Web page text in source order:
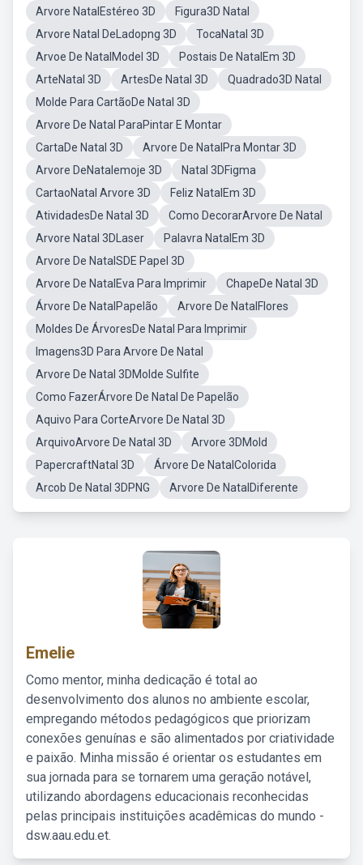
Arvore NatalEstéreo 3D
Figura3D Natal
Arvore Natal DeLadopng 3D
TocaNatal 3D
Arvoe De NatalModel 3D
Postais De NatalEm 3D
ArteNatal 3D
ArtesDe Natal 3D
Quadrado3D Natal
Molde Para CartãoDe Natal 3D
Arvore De Natal ParaPintar E Montar
CartaDe Natal 3D
Arvore De NatalPra Montar 3D
Arvore DeNatalemoje 3D
Natal 3DFigma
CartaoNatal Arvore 3D
Feliz NatalEm 3D
AtividadesDe Natal 3D
Como DecorarArvore De Natal
Arvore Natal 3DLaser
Palavra NatalEm 3D
Arvore De NatalSDE Papel 3D
Arvore De NatalEva Para Imprimir
ChapeDe Natal 3D
Árvore De NatalPapelão
Arvore De NatalFlores
Moldes De ÁrvoresDe Natal Para Imprimir
Imagens3D Para Arvore De Natal
Arvore De Natal 3DMolde Sulfite
Como FazerÁrvore De Natal De Papelão
Aquivo Para CorteArvore De Natal 3D
ArquivoArvore De Natal 3D
Arvore 3DMold
PapercraftNatal 3D
Árvore De NatalColorida
Arcob De Natal 3DPNG
Arvore De NatalDiferente
Emelie
Como mentor, minha dedicação é total ao
desenvolvimento dos alunos no ambiente escolar,
empregando métodos pedagógicos que priorizam
conexões genuínas e são alimentados por criatividade
e paixão. Minha missão é orientar os estudantes em
sua jornada para se tornarem uma geração notável,
utilizando abordagens educacionais reconhecidas
pelas principais instituições acadêmicas do mundo -
dsw.aau.edu.et.